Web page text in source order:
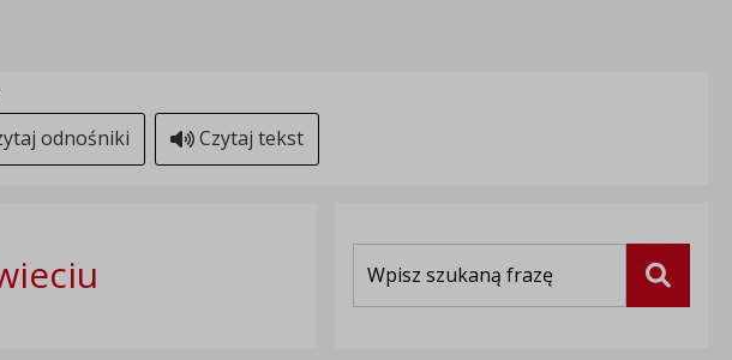
paragrafami
domyślne
odnośniki Czytaj tekst
Szukaj